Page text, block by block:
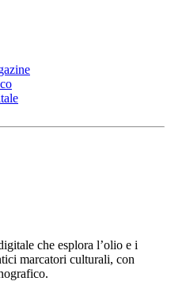
che esplora l’olio e i
marcatori culturali, con